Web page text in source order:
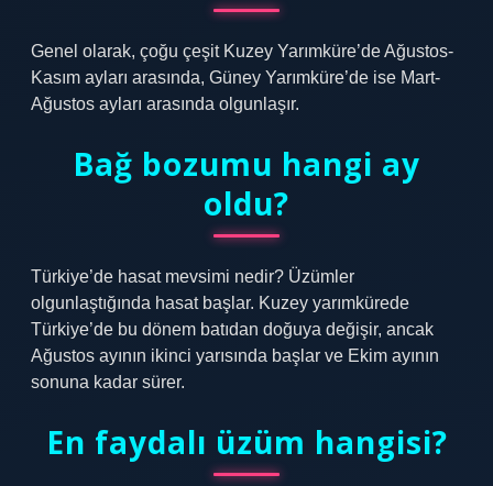
Genel olarak, çoğu çeşit Kuzey Yarımküre’de Ağustos-
Kasım ayları arasında, Güney Yarımküre’de ise Mart-
Ağustos ayları arasında olgunlaşır.
Bağ bozumu hangi ay
oldu?
Türkiye’de hasat mevsimi nedir? Üzümler
olgunlaştığında hasat başlar. Kuzey yarımkürede
Türkiye’de bu dönem batıdan doğuya değişir, ancak
Ağustos ayının ikinci yarısında başlar ve Ekim ayının
sonuna kadar sürer.
En faydalı üzüm hangisi?